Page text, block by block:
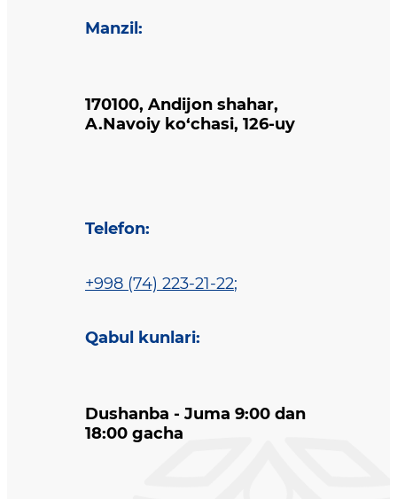
Manzil :
170100, Andijon shahar,
A.Navoiy ko‘chasi, 126-uy
Telefon:
+998 (74) 223-21-22;
Qabul kunlari:
Dushanba - Juma 9:00 dan
18:00 gacha